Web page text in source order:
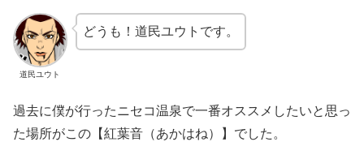
道民ユウト
どうも！道民ユウトです。
過去に僕が行ったニセコ温泉で一番オススメしたいと思っ
た場所がこの【紅葉音（あかはね）】でした。